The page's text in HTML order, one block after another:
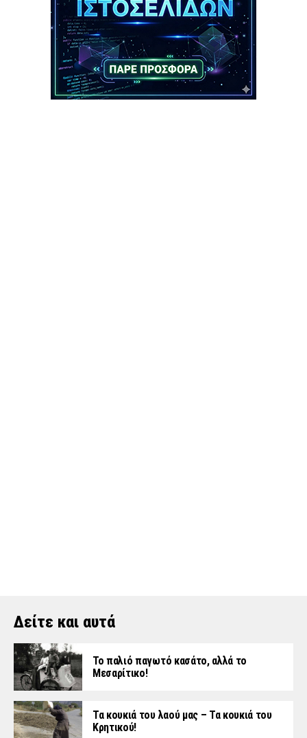
Δείτε και αυτά
Το παλιό παγωτό κασάτο, αλλά το
Μεσαρίτικο!
Τα κουκιά του λαού μας – Τα κουκιά του
Κρητικού!